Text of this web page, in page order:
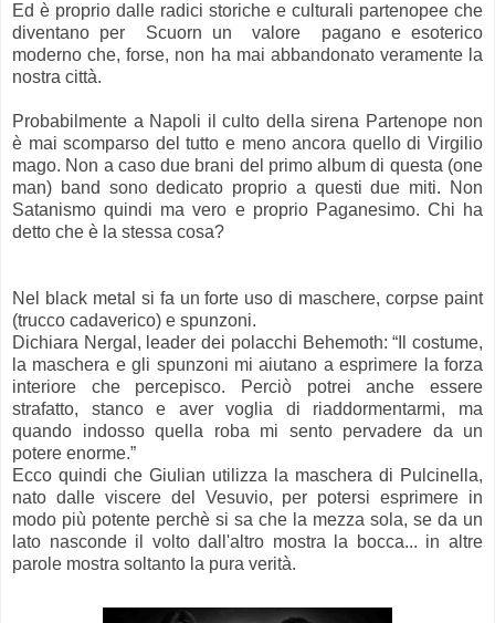
Ed è proprio dalle radici storiche e culturali partenopee che
diventano per Scuorn un valore pagano e esoterico
moderno che, forse, non ha mai abbandonato veramente la
nostra città.
Probabilmente a Napoli il culto della sirena Partenope non
è mai scomparso del tutto e meno ancora quello di Virgilio
mago. Non a caso due brani del primo album di questa (one
man) band sono dedicato proprio a questi due miti. Non
Satanismo quindi ma vero e proprio Paganesimo. Chi ha
detto che è la stessa cosa?
Nel black metal si fa un forte uso di maschere, corpse paint
(trucco cadaverico) e spunzoni.
Dichiara Nergal, leader dei polacchi Behemoth: “Il costume,
la maschera e gli spunzoni mi aiutano a esprimere la forza
interiore che percepisco. Perciò potrei anche essere
strafatto, stanco e aver voglia di riaddormentarmi, ma
quando indosso quella roba mi sento pervadere da un
potere enorme.”
Ecco quindi che Giulian utilizza la maschera di Pulcinella,
nato dalle viscere del Vesuvio, per potersi esprimere in
modo più potente perchè si sa che la mezza sola, se da un
lato nasconde il volto dall'altro mostra la bocca... in altre
parole mostra soltanto la pura verità.